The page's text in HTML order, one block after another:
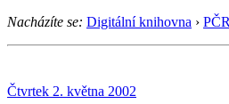
Nacházíte se: Digitální knihovna ›
Čtvrtek 2. května 2002